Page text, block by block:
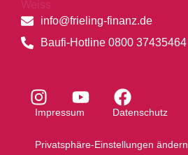
info@frieling-finanz.de
Baufi-Hotline 0800 37435464
Impressum Datenschutz
Privatsphäre-Einstellungen ändern